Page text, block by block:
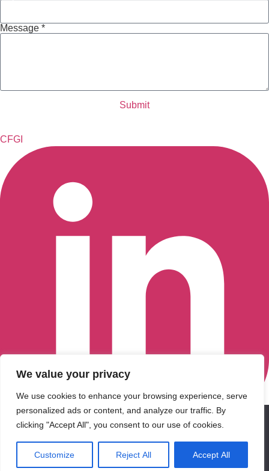
We value your privacy
We use cookies to enhance your browsing experience, serve
personalized ads or content, and analyze our traffic. By
clicking "Accept All", you consent to our use of cookies.
Customize Reject All Accept All
Message *
Submit
CFGI
Retrouvez-nous sur LinkedIn
Carlyle & CVC.
We use cookies to ensure that we give you the best
experience on our website. If you continue to use this site we
will assume that you are happy with it.